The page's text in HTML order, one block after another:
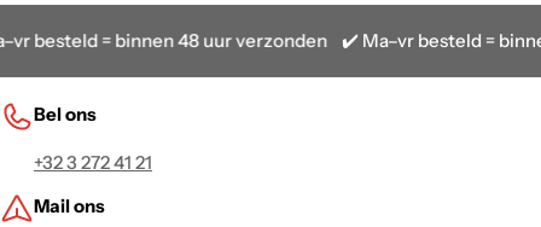
besteld = binnen 48 uur verzonden ✔️ Ma–vr besteld =
Bel ons
+32 3 272 41 21
Mail ons